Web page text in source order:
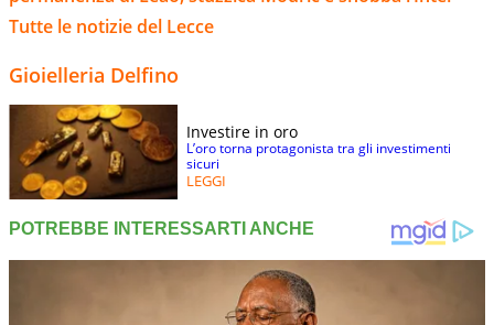
Tutte le notizie del Lecce
Gioielleria Delfino
Investire in oro
L’oro torna protagonista tra gli investimenti
sicuri
LEGGI